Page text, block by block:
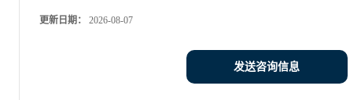
更新日期： 2026-08-07
发送咨询信息